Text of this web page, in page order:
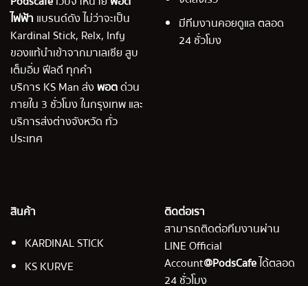
ไฟฟ้า แบรนด์ดัง ไม่ว่าจะเป็น
Kardinal Stick, Relx, Infy
ของแท้นำเข้าจากมาเลเซีย สูบ
เต็มอิ่ม ฟีลดี ทุกคำ
บริการ KS Man ส่งพอตด่วน
ภายใน 3 ชั่วโมง ในกรุงเทพ และ
บริการส่งต่างจังหวัด ทั่ว
ประเทศ
มีทีมงานคอยดูแล ตลอด
24 ชั่วโมง
สินค้า
KARDINAL STICK
KS KURVE
ติดต่อเรา
สามารถติดต่อทีมงานผ่าน
LINE Official
Account@PodsCafeได้ตลอด
24 ชั่วโมง